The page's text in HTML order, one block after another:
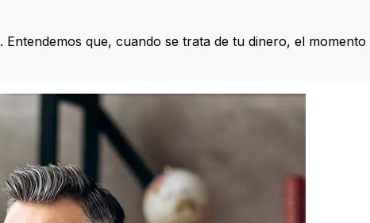
. Entendemos que, cuando se trata de tu dinero, el